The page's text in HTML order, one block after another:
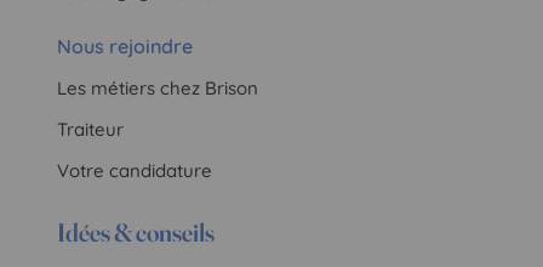
Nous rejoindre
Les métiers chez Brison
Traiteur
Votre candidature
Idées & conseils